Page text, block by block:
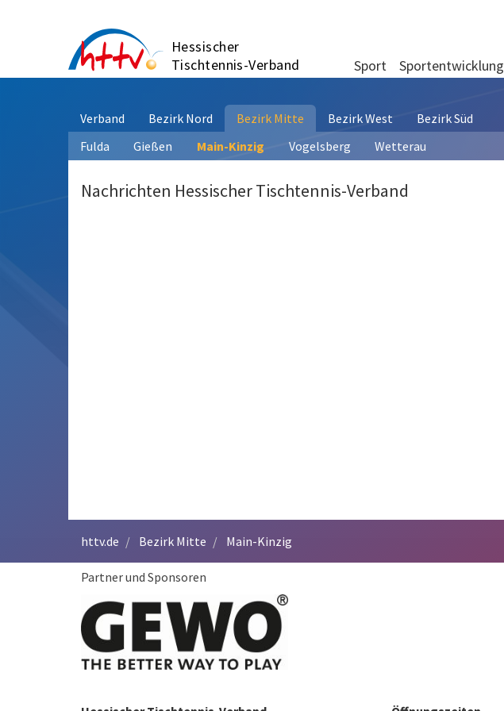
Hessischer
Tischtennis-Verband
Sport Sportentwicklung
Verband Bezirk Nord Bezirk Mitte Bezirk West
Bezirk Süd
Fulda
Gießen Main-Kinzig Vogelsberg Wetterau
Nachrichten Hessischer Tischtennis-Verband
httv.de Bezirk Mitte Main-Kinzig
Partner und Sponsoren